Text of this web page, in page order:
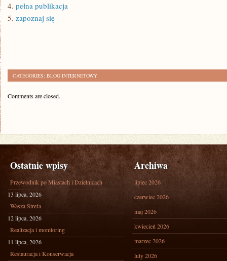
4. pełna publikacja
5. zapoznaj się
CATEGORIES: BLOG INTERNETOWY
Comments are closed.
Ostatnie wpisy
Przewodnik po Miastach i Dzielnicach
13 lipca, 2026
Wasza Strefa
12 lipca, 2026
Realizacja i monitoring
11 lipca, 2026
Restauracja i Konserwacja
Archiwa
lipiec 2026
czerwiec 2026
maj 2026
kwiecień 2026
marzec 2026
luty 2026